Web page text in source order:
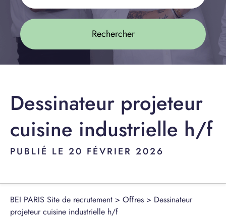
Dessinateur projeteur
cuisine industrielle h/f
PUBLIÉ LE 20 FÉVRIER 2026
BEI PARIS Site de recrutement > Offres > Dessinateur
projeteur cuisine industrielle h/f